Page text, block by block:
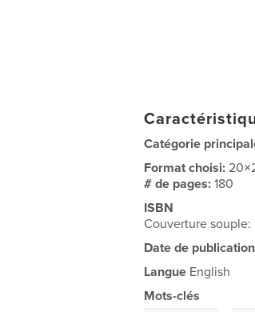
Catégorie
Format choisi:
# de pages:180
ISBN
Couverture souple:
Date de
Langue English
Mots-clés